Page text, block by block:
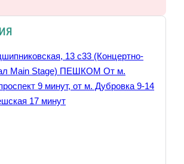
13 с33 (Концертно-
Main Stage) ПЕШКОМ От м.
9 минут, от м. Дубровка 9-14
17 минут